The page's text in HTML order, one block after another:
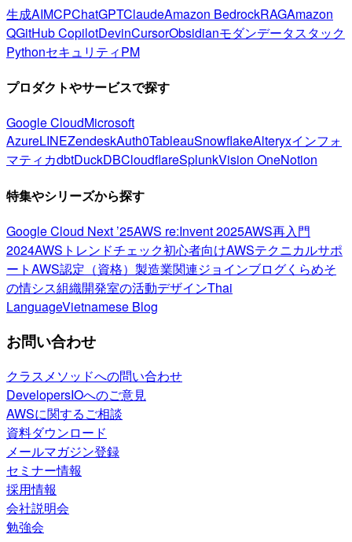
生成AIMCPChatGPTClaudeAmazon BedrockRAGAmazon
QGitHub CopilotDevinCursorObsidianモダンデータスタック
PythonセキュリティPM
プロダクトやサービスで探す
Google CloudMicrosoft
AzureLINEZendeskAuth0TableauSnowflakeAlteryxインフォ
マティカdbtDuckDBCloudflareSplunkVision OneNotion
特集やシリーズから探す
Google Cloud Next ’25AWS re:Invent 2025AWS再入門
2024AWSトレンドチェック初心者向けAWSテクニカルサポ
ートAWS認定（資格） 製造業関連ジョインブログくらめそ
の情シス組織開発室の活動デザインThai
LanguageVietnamese Blog
お問い合わせ
クラスメソッドへの問い合わせ
DevelopersIOへのご意見
AWSに関するご相談
資料ダウンロード
メールマガジン登録
セミナー情報
採用情報
会社説明会
勉強会